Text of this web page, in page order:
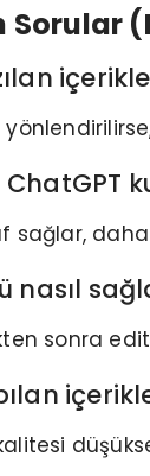
Sorular
sağlar,
nasıl
sonra